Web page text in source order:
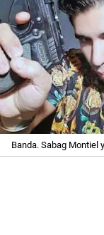
Banda. Sabag Montiel